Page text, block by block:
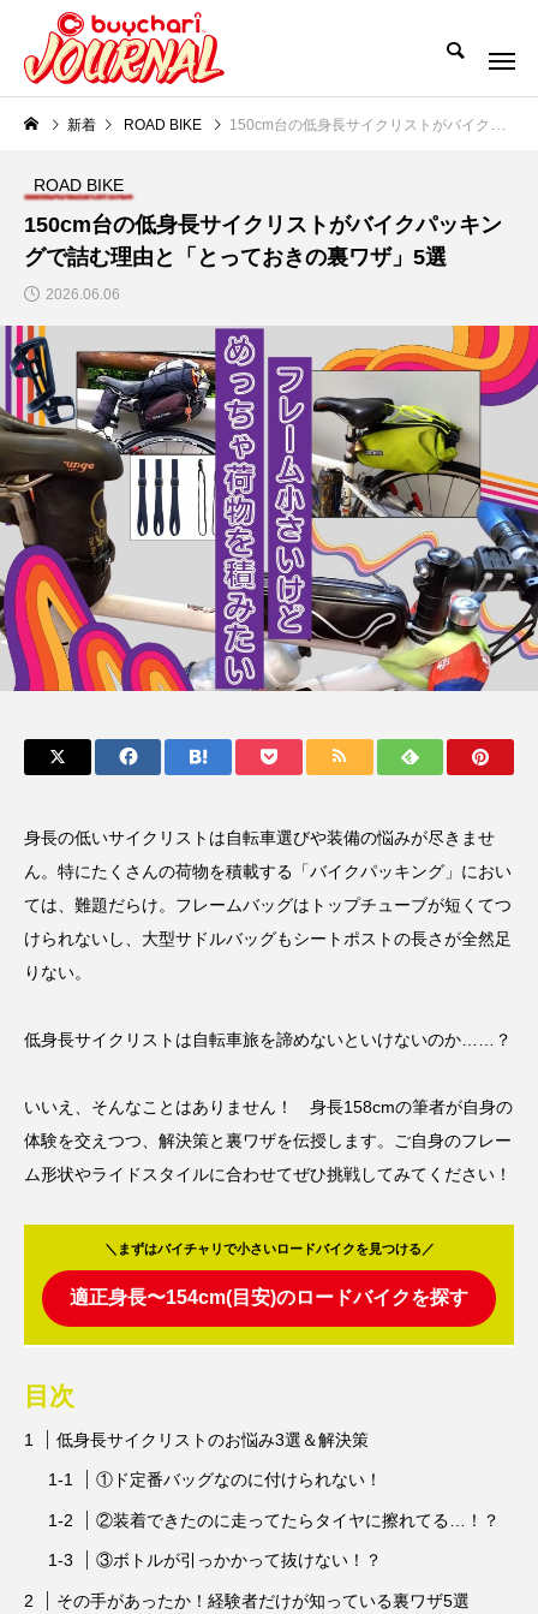
新着 ROAD BIKE 150cm台の低身長サイクリストがバイクパッキングで詰む理由と「とっておきの裏ワザ」5選
ROAD BIKE
150cm台の低身長サイクリストがバイクパッキン
グで詰む理由と「とっておきの裏ワザ」5選
2026.06.06
身長の低いサイクリストは自転車選びや装備の悩みが尽きませ
ん。特にたくさんの荷物を積載する「バイクパッキング」におい
ては、難題だらけ。フレームバッグはトップチューブが短くてつ
けられないし、大型サドルバッグもシートポストの長さが全然足
りない。
低身長サイクリストは自転車旅を諦めないといけないのか……？
いいえ、そんなことはありません！ 身長158cmの筆者が自身の
体験を交えつつ、解決策と裏ワザを伝授します。ご自身のフレー
ム形状やライドスタイルに合わせてぜひ挑戦してみてください！
＼まずはバイチャリで小さいロードバイクを見つける／
適正身長〜154cm(目安)のロードバイクを探す
目次
低身長サイクリストのお悩み3選＆解決策
①ド定番バッグなのに付けられない！
②装着できたのに走ってたらタイヤに擦れてる…！？
③ボトルが引っかかって抜けない！？
その手があったか！経験者だけが知っている裏ワザ5選